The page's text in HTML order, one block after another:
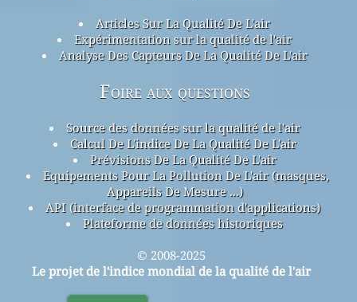
Articles Sur La Qualité De L'air
Expérimentation sur la qualité de l'air
Analyse Des Capteurs De La Qualité De L'air
Foire aux questions
Source des données sur la qualité de l'air
Calcul De L'indice De La Qualité De L'air
Prévisions De La Qualité De L'air
Equipements Pour La Pollution De L'air (masques,
Appareils De Mesure ...)
API (interface de programmation d'applications)
Plateforme de données historiques
© 2008-2025
Le projet de l'indice mondial de la qualité de l'air